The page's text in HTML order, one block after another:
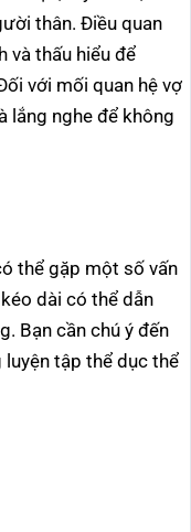
thân. Điều quan
và thấu hiểu để
với mối quan hệ vợ
lắng nghe để không
thể gặp một số vấn
dài có thể dẫn
Bạn cần chú ý đến
tập thể dục thể